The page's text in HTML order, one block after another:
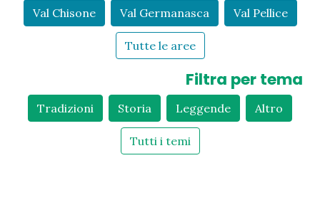
Val Chisone Val Germanasca Val Pellice
Tutte le aree
Filtra per tema
Tradizioni Storia Leggende Altro
Tutti i temi